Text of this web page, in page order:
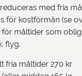
med fria
för kostförmån (se
för måltider som
flyg.
fria måltider 270 kr